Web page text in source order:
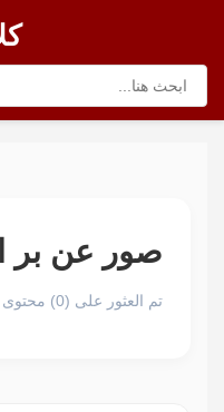
صور عن بر
تم العثور على (0) محتوى مرتبط بهذا الوسم.